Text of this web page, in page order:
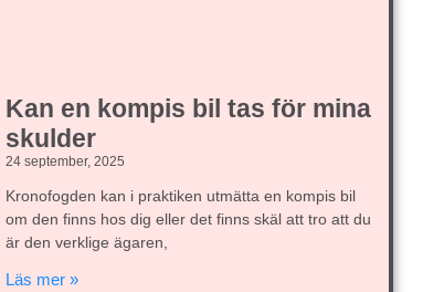
Kan en kompis bil tas för mina
skulder
24 september, 2025
Kronofogden kan i praktiken utmätta en kompis bil
om den finns hos dig eller det finns skäl att tro att du
är den verklige ägaren,
Läs mer »